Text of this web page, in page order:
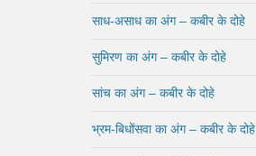
साध-असाध का अंग – कबीर के दोहे
सुमिरण का अंग – कबीर के दोहे
सांच का अंग – कबीर के दोहे
भ्रम-बिधोंसवा का अंग – कबीर के दोहे